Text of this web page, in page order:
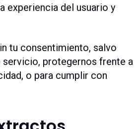
experiencia del usuario y
tu consentimiento, salvo
servicio, protegernos frente a
o para cumplir con